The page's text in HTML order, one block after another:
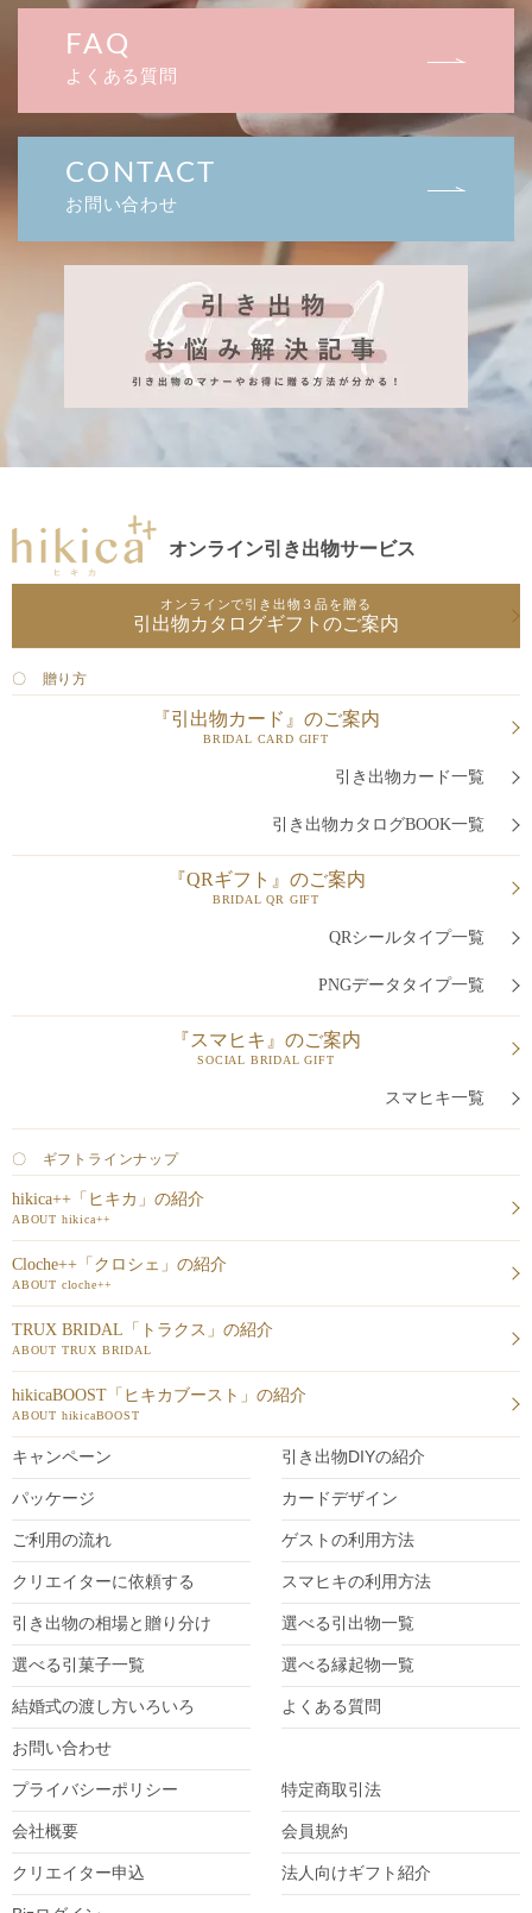
FAQ
よくある質問
CONTACT
お問い合わせ
オンライン引き出物サービス
オンラインで引き出物３品を贈る
引出物カタログギフトのご案内
〇 贈り方
『引出物カード』のご案内
BRIDAL CARD GIFT
引き出物カード一覧
引き出物カタログBOOK一覧
『QRギフト』のご案内
BRIDAL QR GIFT
QRシールタイプ一覧
PNGデータタイプ一覧
『スマヒキ』のご案内
SOCIAL BRIDAL GIFT
スマヒキ一覧
〇 ギフトラインナップ
hikica++「ヒキカ」の紹介
ABOUT hikica++
Cloche++「クロシェ」の紹介
ABOUT cloche++
TRUX BRIDAL「トラクス」の紹介
ABOUT TRUX BRIDAL
hikicaBOOST「ヒキカブースト」の紹介
ABOUT hikicaBOOST
キャンペーン 引き出物DIYの紹介
パッケージ カードデザイン
ご利用の流れ ゲストの利用方法
クリエイターに依頼する スマヒキの利用方法
引き出物の相場と贈り分け 選べる引出物一覧
選べる引菓子一覧 選べる縁起物一覧
結婚式の渡し方いろいろ よくある質問
お問い合わせ
プライバシーポリシー 特定商取引法
会社概要 会員規約
クリエイター申込 法人向けギフト紹介